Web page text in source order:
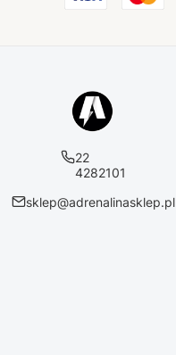
22
4282101
sklep@adrenalinasklep.pl